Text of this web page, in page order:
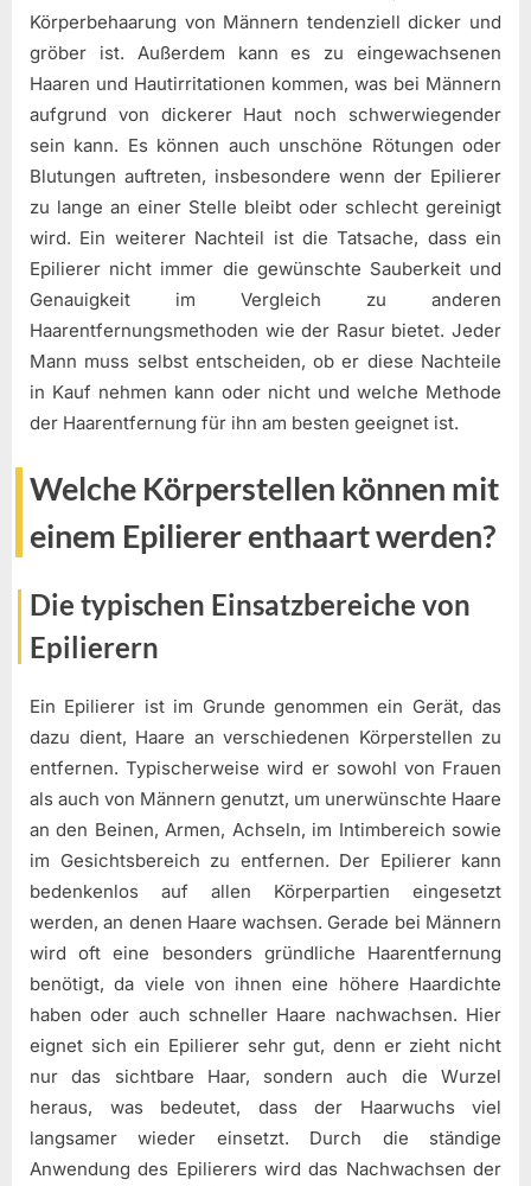
Körperbehaarung von Männern tendenziell dicker und
gröber ist. Außerdem kann es zu eingewachsenen
Haaren und Hautirritationen kommen, was bei Männern
aufgrund von dickerer Haut noch schwerwiegender
sein kann. Es können auch unschöne Rötungen oder
Blutungen auftreten, insbesondere wenn der Epilierer
zu lange an einer Stelle bleibt oder schlecht gereinigt
wird. Ein weiterer Nachteil ist die Tatsache, dass ein
Epilierer nicht immer die gewünschte Sauberkeit und
Genauigkeit im Vergleich zu anderen
Haarentfernungsmethoden wie der Rasur bietet. Jeder
Mann muss selbst entscheiden, ob er diese Nachteile
in Kauf nehmen kann oder nicht und welche Methode
der Haarentfernung für ihn am besten geeignet ist.
Welche Körperstellen können mit
einem Epilierer enthaart werden?
Die typischen Einsatzbereiche von
Epilierern
Ein Epilierer ist im Grunde genommen ein Gerät, das
dazu dient, Haare an verschiedenen Körperstellen zu
entfernen. Typischerweise wird er sowohl von Frauen
als auch von Männern genutzt, um unerwünschte Haare
an den Beinen, Armen, Achseln, im Intimbereich sowie
im Gesichtsbereich zu entfernen. Der Epilierer kann
bedenkenlos auf allen Körperpartien eingesetzt
werden, an denen Haare wachsen. Gerade bei Männern
wird oft eine besonders gründliche Haarentfernung
benötigt, da viele von ihnen eine höhere Haardichte
haben oder auch schneller Haare nachwachsen. Hier
eignet sich ein Epilierer sehr gut, denn er zieht nicht
nur das sichtbare Haar, sondern auch die Wurzel
heraus, was bedeutet, dass der Haarwuchs viel
langsamer wieder einsetzt. Durch die ständige
Anwendung des Epilierers wird das Nachwachsen der